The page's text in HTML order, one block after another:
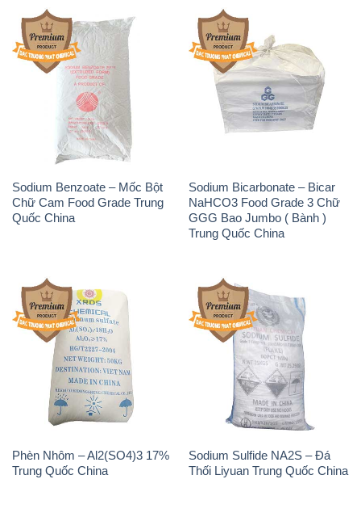
Sodium Benzoate – Mốc Bột
Chữ Cam Food Grade Trung
Quốc China
Sodium Bicarbonate – Bicar
NaHCO3 Food Grade 3 Chữ
GGG Bao Jumbo ( Bành )
Trung Quốc China
Phèn Nhôm – Al2(SO4)3 17%
Trung Quốc China
Sodium Sulfide NA2S – Đá
Thối Liyuan Trung Quốc China